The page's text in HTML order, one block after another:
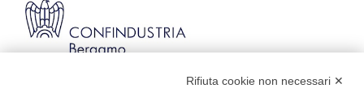
Rifiuta cookie non necessari ✕